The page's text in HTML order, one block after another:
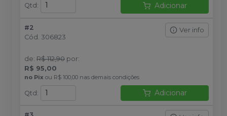
Qtd : Adicionar
#2
Cód. 306823
Ver info
de: R$ 112,90 por:
R$ 95,00
no Pix ou R$ 100,00 nas demais condições
Qtd: Adicionar